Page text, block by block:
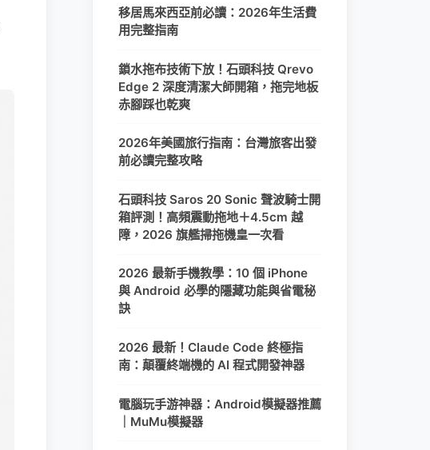
移居馬來西亞前必讀：2026年生活費
用完整指南
鎖水拖布技術下放！石頭科技 Qrevo
Edge 2 深度清潔大師開箱，拖完地板
赤腳踩也乾爽
2026年美國旅行指南：台灣旅客出發
前必讀完整攻略
石頭科技 Saros 20 Sonic 聲波騎士開
箱評測！高頻震動拖地＋4.5cm 越
障，2026 旗艦掃拖機皇一次看
2026 最新手機教學：10 個 iPhone
與 Android 必學的隱藏功能與省電秘
訣
2026 最新！Claude Code 終極指
南：顛覆終端機的 AI 程式開發神器
電腦玩手游神器：Android模擬器推薦
｜MuMu模擬器